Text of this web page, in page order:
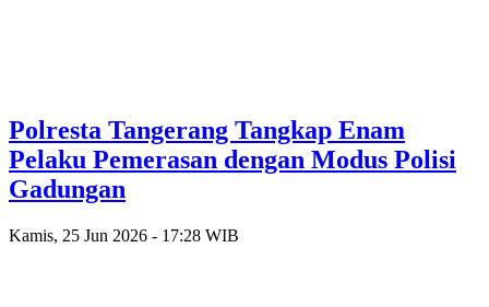
Polresta Tangerang Tangkap Enam
Pelaku Pemerasan dengan Modus Polisi
Gadungan
Kamis, 25 Jun 2026 - 17:28 WIB